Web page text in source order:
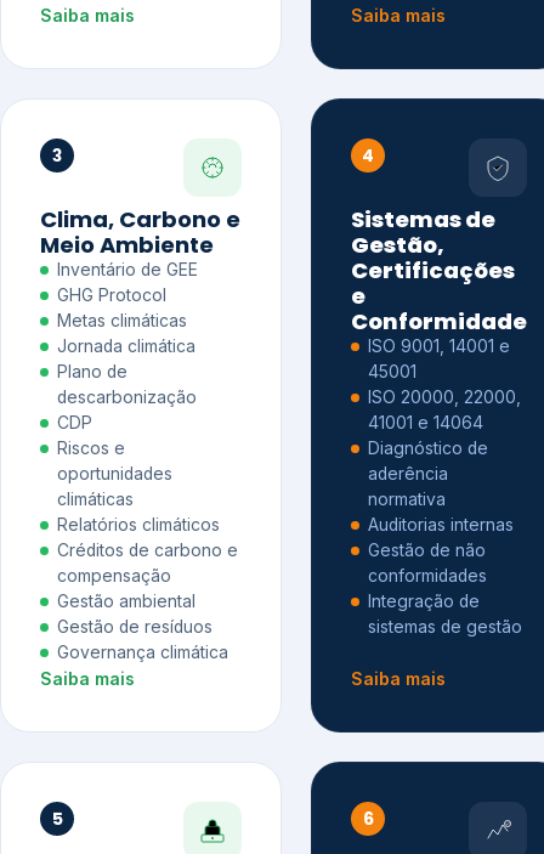
Saiba mais
Saiba mais
3
Clima, Carbono e
Meio Ambiente
Inventário de GEE
GHG Protocol
Metas climáticas
Jornada climática
Plano de
descarbonização
CDP
Riscos e
oportunidades
climáticas
Relatórios climáticos
Créditos de carbono e
compensação
Gestão ambiental
Gestão de resíduos
Governança climática
Saiba mais
4
Sistemas de
Gestão,
Certificações
e
Conformidade
ISO 9001, 14001 e
45001
ISO 20000, 22000,
41001 e 14064
Diagnóstico de
aderência
normativa
Auditorias internas
Gestão de não
conformidades
Integração de
sistemas de gestão
Saiba mais
5 6